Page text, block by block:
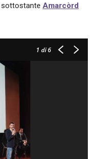
sottostante Amarcòrd
1 di 6